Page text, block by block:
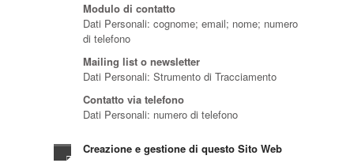
Modulo di contatto
Dati Personali: cognome; email; nome; numero
di telefono
Mailing list o newsletter
Dati Personali: Strumento di Tracciamento
Contatto via telefono
Dati Personali: numero di telefono
Creazione e gestione di questo Sito Web